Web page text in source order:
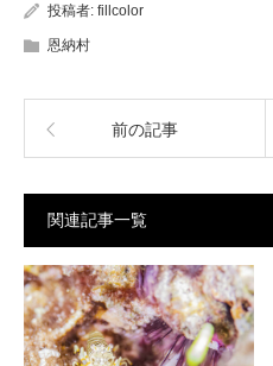
投稿者: fillcolor
恩納村
前の記事
関連記事一覧